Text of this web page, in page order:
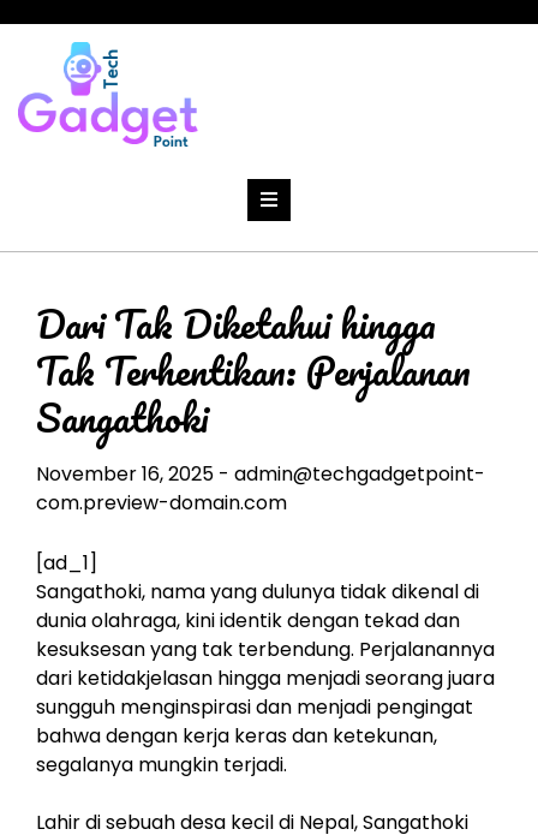
content
Dari Tak Diketahui hingga
Tak Terhentikan: Perjalanan
Sangathoki
November 16, 2025 - admin@techgadgetpoint-
com.preview-domain.com
[ad_1]
Sangathoki, nama yang dulunya tidak dikenal di
dunia olahraga, kini identik dengan tekad dan
kesuksesan yang tak terbendung. Perjalanannya
dari ketidakjelasan hingga menjadi seorang juara
sungguh menginspirasi dan menjadi pengingat
bahwa dengan kerja keras dan ketekunan,
segalanya mungkin terjadi.
Lahir di sebuah desa kecil di Nepal, Sangathoki